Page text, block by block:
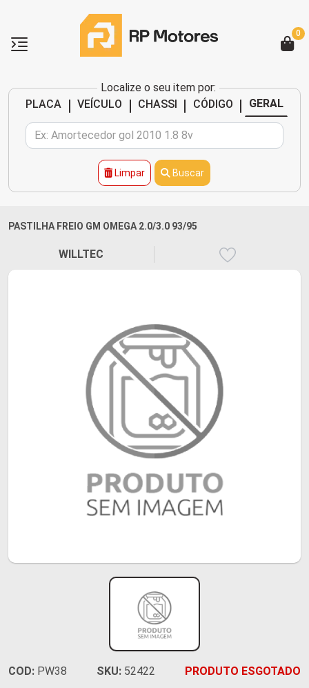
Localize o seu item por:
PLACA
| VEÍCULO | CHASSI | CÓDIGO | GERAL
Limpar Buscar
0
PASTILHA FREIO GM OMEGA 2.0/3.0 93/95
WILLTEC
COD: PW38 SKU: 52422 PRODUTO ESGOTADO